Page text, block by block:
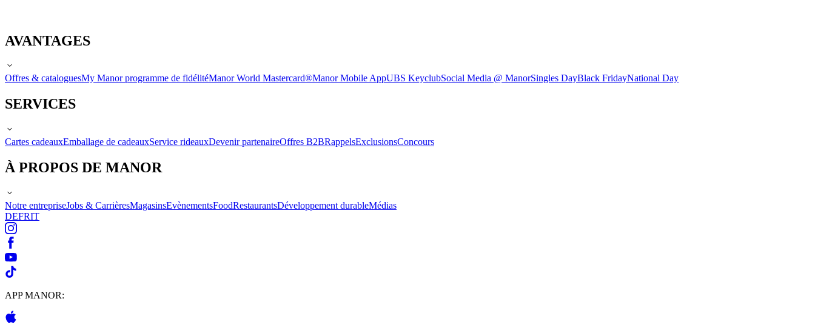
AVANTAGES
Offres & cataloguesMy Manor programme de fidélitéManor World Mastercard®Manor Mobile AppUBS KeyclubSocial Media @ ManorSingles DayBlack FridayNational Day
SERVICES
Cartes cadeauxEmballage de cadeauxService rideauxDevenir partenaireOffres B2BRappelsExclusionsConcours
À PROPOS DE MANOR
Notre entrepriseJobs & CarrièresMagasinsEvènementsFoodRestaurantsDéveloppement durableMédias
DEFRIT
APP MANOR: